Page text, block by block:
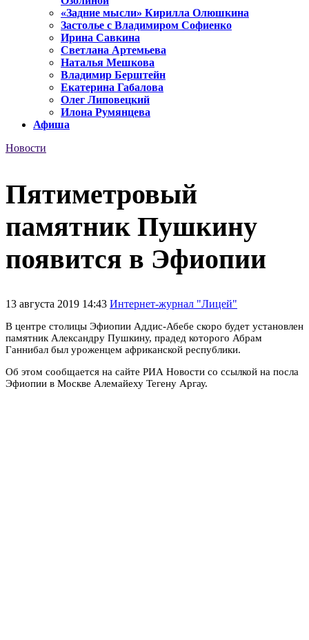
«Задние мысли» Кирилла Олюшкина
Застолье с Владимиром Софиенко
Ирина Савкина
Светлана Артемьева
Наталья Мешкова
Владимир Берштейн
Екатерина Габалова
Олег Липовецкий
Илона Румянцева
Афиша
Новости
Пятиметровый
памятник Пушкину
появится в Эфиопии
13 августа 2019 14:43 Интернет-журнал "Лицей"
В центре столицы Эфиопии Аддис-Абебе скоро будет установлен
памятник Александру Пушкину, прадед которого Абрам
Ганнибал был уроженцем африканской республики.
Об этом сообщается на сайте РИА Новости со ссылкой на посла
Эфиопии в Москве Алемайеху Тегену Аргау.